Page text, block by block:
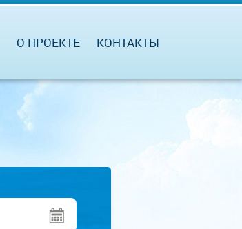
О ПРОЕКТЕ КОНТАКТЫ